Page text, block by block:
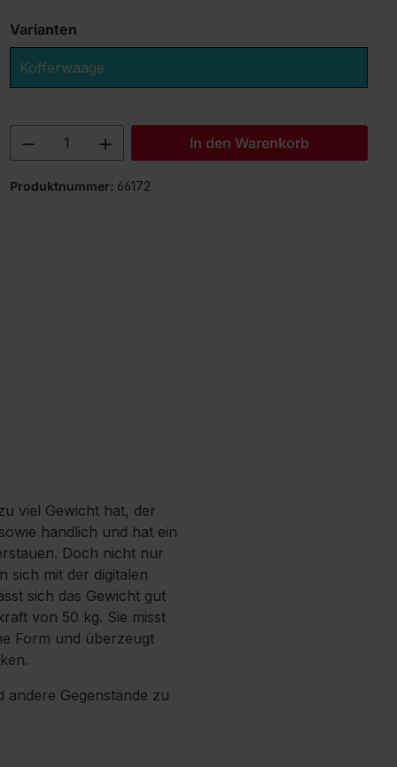
Varianten
Kofferwaage
Produkt Anzahl: Gib den
In den Warenkorb
Produktnummer: 66172
viel Gewicht hat, der
handlich und hat ein
Doch nicht nur
sich mit der digitalen
sich das Gewicht gut
von 50 kg. Sie misst
Form und überzeugt
Gegenstände zu